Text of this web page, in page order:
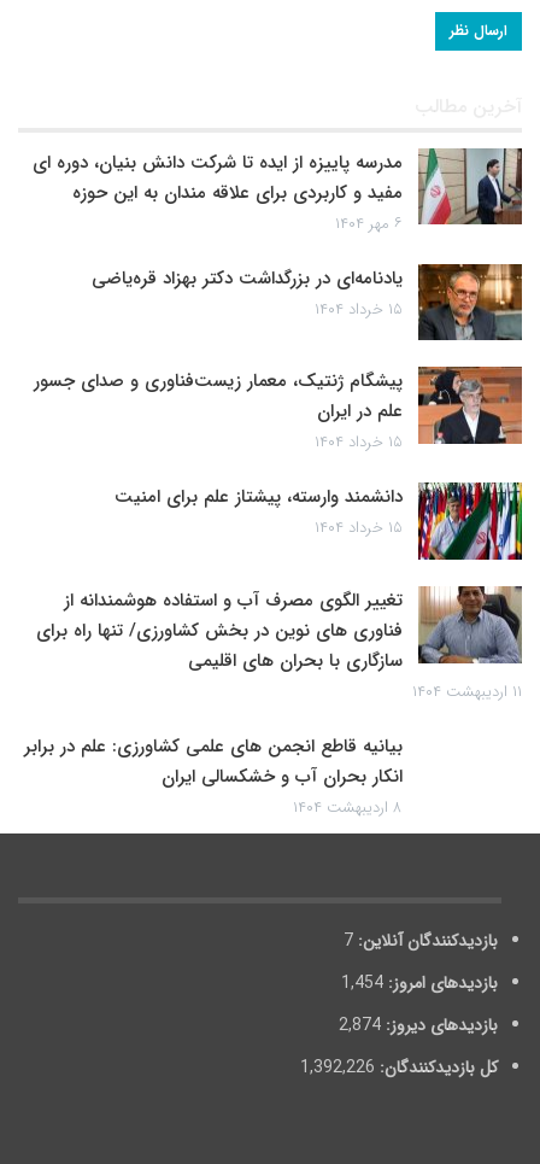
آخرین مطالب
مدرسه پاییزه از ایده تا شرکت دانش بنیان، دوره ای
مفید و کاربردی برای علاقه مندان به این حوزه
۶ مهر ۱۴۰۴
یادنامه‌ای در بزرگداشت دکتر بهزاد قره‌یاضی
۱۵ خرداد ۱۴۰۴
پیشگام ژنتیک، معمار زیست‌فناوری و صدای جسور
علم در ایران
۱۵ خرداد ۱۴۰۴
دانشمند وارسته، پیشتاز علم برای امنیت
۱۵ خرداد ۱۴۰۴
تغییر الگوی مصرف آب و استفاده هوشمندانه از
فناوری های نوین در بخش کشاورزی/ تنها راه برای
سازگاری با بحران های اقلیمی
۱۱ اردیبهشت ۱۴۰۴
بیانیه قاطع انجمن های علمی کشاورزی: علم در برابر
انکار بحران آب و خشکسالی ایران
۸ اردیبهشت ۱۴۰۴
بازدیدکنندگان آنلاین: 7
بازدیدهای امروز: 1,454
بازدیدهای دیروز: 2,874
کل بازدیدکنند‌گان: 1,392,226